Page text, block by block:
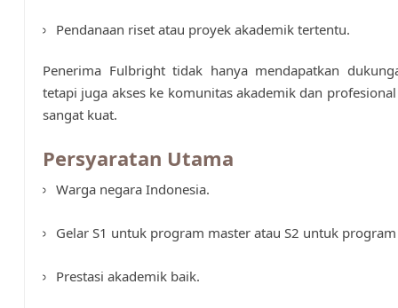
Pendanaan riset atau proyek akademik tertentu.
Penerima Fulbright tidak hanya mendapatkan
tetapi juga akses ke komunitas akademik dan
sangat kuat.
Persyaratan Utama
Warga negara Indonesia.
Gelar S1 untuk program master atau S2 untuk
Prestasi akademik baik.